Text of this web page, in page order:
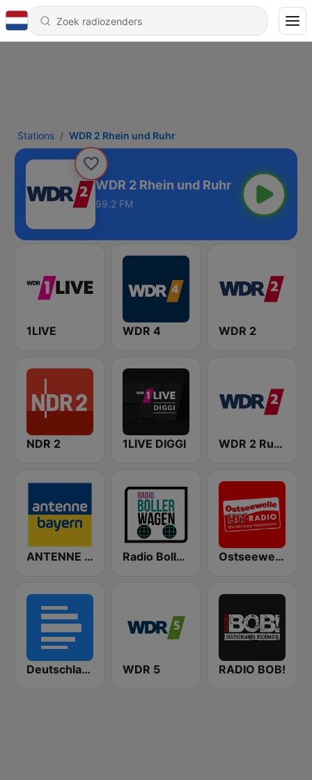
Stations WDR 2 Rhein und Ruhr
WDR 2 Rhein und Ruhr
99.2 FM
1LIVE WDR 4 WDR 2
NDR 2 1LIVE DIGGI WDR 2 Ruhrgebiet
ANTENNE BAYERN Radio Bollerwagen Ostseewelle Hit-Radio 105.6
Deutschlandfunk WDR 5 RADIO BOB!